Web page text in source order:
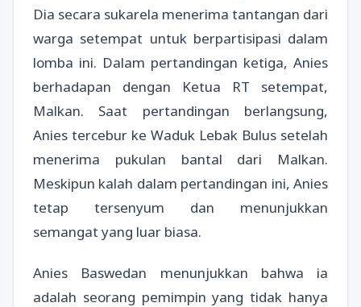
Dia secara sukarela menerima tantangan dari
warga setempat untuk berpartisipasi dalam
lomba ini. Dalam pertandingan ketiga, Anies
berhadapan dengan Ketua RT setempat,
Malkan. Saat pertandingan berlangsung,
Anies tercebur ke Waduk Lebak Bulus setelah
menerima pukulan bantal dari Malkan.
Meskipun kalah dalam pertandingan ini, Anies
tetap tersenyum dan menunjukkan
semangat yang luar biasa.
Anies Baswedan menunjukkan bahwa ia
adalah seorang pemimpin yang tidak hanya